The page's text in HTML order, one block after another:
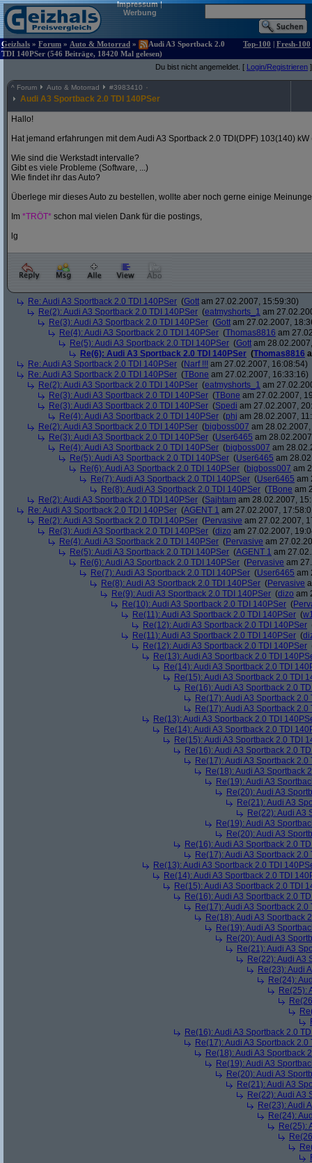
Impressum|
Werbung
Geizhals » Forum » Auto & Motorrad »
Audi A3 Sportback 2.0
TDI 140PSer (546 Beiträge, 18420 Mal gelesen)
Top-100 | Fresh-100
Du bist nicht angemeldet. [ Login/Registrieren ]
^ Forum Auto & Motorrad #3983410
Audi A3 Sportback 2.0 TDI 140PSer
Hallo!
Hat jemand erfahrungen mit dem Audi A3 Sportback 2.0 TDI(DPF) 103(140)
Wie sind die Werkstadt intervalle?
Gibt es viele Probleme (Software, ...)
Wie findet ihr das Auto?
Überlege mir dieses Auto zu bestellen, wollte aber noch gerne einige
Im *TRÖT* schon mal vielen Dank für die postings,
lg
Re: Audi A3 Sportback 2.0 TDI 140PSer (Gott am 27.02.2007, 15:59:30)
Re(2): Audi A3 Sportback 2.0 TDI 140PSer (eatmyshorts_1 am
Re(3): Audi A3 Sportback 2.0 TDI 140PSer (Gott am 27.02.2007,
Re(4): Audi A3 Sportback 2.0 TDI 140PSer (Thomas8816 am
Re(5): Audi A3 Sportback 2.0 TDI 140PSer (Gott am
Re(6): Audi A3 Sportback 2.0 TDI 140PSer (Thomas8816
Re: Audi A3 Sportback 2.0 TDI 140PSer (Narf !!! am 27.02.2007, 16:08:54)
Re: Audi A3 Sportback 2.0 TDI 140PSer (TBone am 27.02.2007, 16:33:16)
Re(2): Audi A3 Sportback 2.0 TDI 140PSer (eatmyshorts_1 am
Re(3): Audi A3 Sportback 2.0 TDI 140PSer (TBone am 27.02.2007,
Re(3): Audi A3 Sportback 2.0 TDI 140PSer (Spedi am 27.02.2007,
Re(4): Audi A3 Sportback 2.0 TDI 140PSer (phj am 28.02.2007,
Re(2): Audi A3 Sportback 2.0 TDI 140PSer (bigboss007 am
Re(3): Audi A3 Sportback 2.0 TDI 140PSer (User6465 am
Re(4): Audi A3 Sportback 2.0 TDI 140PSer (bigboss007 am
Re(5): Audi A3 Sportback 2.0 TDI 140PSer (User6465 am
Re(6): Audi A3 Sportback 2.0 TDI 140PSer (bigboss007 am
Re(7): Audi A3 Sportback 2.0 TDI 140PSer (User6465 am
Re(8): Audi A3 Sportback 2.0 TDI 140PSer (TBone am
Re(2): Audi A3 Sportback 2.0 TDI 140PSer (Sajhtam am 28.02.2007,
Re: Audi A3 Sportback 2.0 TDI 140PSer (AGENT 1 am 27.02.2007,
Re(2): Audi A3 Sportback 2.0 TDI 140PSer (Pervasive am 27.02.2007,
Re(3): Audi A3 Sportback 2.0 TDI 140PSer (dizo am 27.02.2007,
Re(4): Audi A3 Sportback 2.0 TDI 140PSer (Pervasive am
Re(5): Audi A3 Sportback 2.0 TDI 140PSer (AGENT 1 am
Re(6): Audi A3 Sportback 2.0 TDI 140PSer (Pervasive am
Re(7): Audi A3 Sportback 2.0 TDI 140PSer (User6465 am
Re(8): Audi A3 Sportback 2.0 TDI 140PSer (Pervasive
Re(9): Audi A3 Sportback 2.0 TDI 140PSer (dizo am
Re(10): Audi A3 Sportback 2.0 TDI 140PSer (
Re(11): Audi A3 Sportback 2.0 TDI 140PSer (
Re(12): Audi A3 Sportback 2.0 TDI 140PSer
Re(11): Audi A3 Sportback 2.0 TDI 140PSer (
Re(12): Audi A3 Sportback 2.0 TDI 140PSer
Re(13): Audi A3 Sportback 2.0 TDI
Re(14): Audi A3 Sportback 2.0 TDI
Re(15): Audi A3 Sportback 2.0 TDI
Re(16): Audi A3 Sportback 2.0
Re(17): Audi A3 Sportback 2.0
Re(17): Audi A3 Sportback 2.0
Re(13): Audi A3 Sportback 2.0 TDI
Re(14): Audi A3 Sportback 2.0 TDI
Re(15): Audi A3 Sportback 2.0 TDI
Re(16): Audi A3 Sportback 2.0
Re(17): Audi A3 Sportback 2.0
Re(18): Audi A3 Sportback
Re(19): Audi A3
Re(20): Audi A3
Re(21): Audi A3
Re(22): Audi A3
Re(19): Audi A3
Re(20): Audi A3
Re(16): Audi A3 Sportback 2.0
Re(17): Audi A3 Sportback 2.0
Re(13): Audi A3 Sportback 2.0 TDI
Re(14): Audi A3 Sportback 2.0 TDI
Re(15): Audi A3 Sportback 2.0 TDI
Re(16): Audi A3 Sportback 2.0
Re(17): Audi A3 Sportback 2.0
Re(18): Audi A3 Sportback
Re(19): Audi A3
Re(20): Audi A3
Re(21): Audi A3
Re(22): Audi A3
Re(23): Audi
Re(24):
Re(25):
Re(16): Audi A3 Sportback 2.0
Re(17): Audi A3 Sportback 2.0
Re(18): Audi A3 Sportback
Re(19): Audi A3
Re(20): Audi A3
Re(21): Audi A3
Re(22): Audi A3
Re(23): Audi
Re(24):
Re(25):